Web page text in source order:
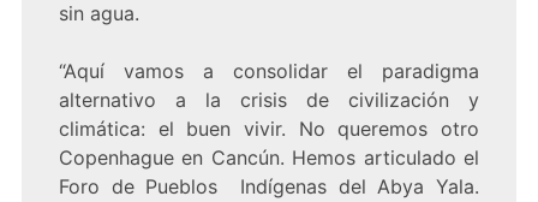
sin agua.
“Aquí vamos a consolidar el paradigma
alternativo a la crisis de civilización y
climática: el buen vivir. No queremos otro
Copenhague en Cancún. Hemos articulado el
Foro de Pueblos Indígenas del Abya Yala.